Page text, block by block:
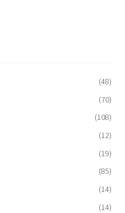
(48)
(70)
(108)
(12)
(19)
(85)
(14)
(14)